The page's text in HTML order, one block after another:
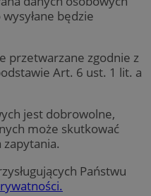
będzie
przetwarzane zgodnie z
Art. 6 ust. 1 lit. a
jest dobrowolne,
może skutkować
zapytania.
Państwu